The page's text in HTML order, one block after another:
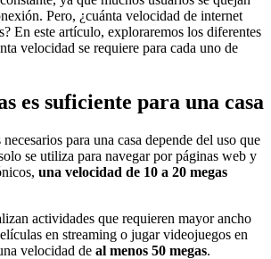
Pero, ¿cuánta velocidad de internet
En este artículo, exploraremos los diferentes
velocidad se requiere para cada uno de
es suficiente para una casa
para una casa depende del uso que
se utiliza para navegar por páginas web y
una velocidad de 10 a 20 megas
actividades que requieren mayor ancho
en streaming o jugar videojuegos en
velocidad de al menos 50 megas.